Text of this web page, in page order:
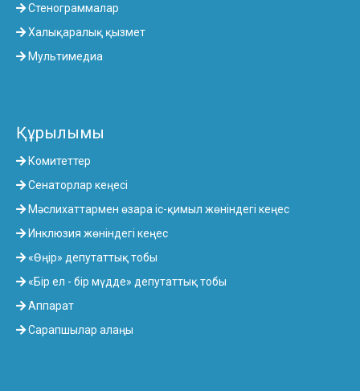
Стенограммалар
Халықаралық қызмет
Мультимедиа
Құрылымы
Комитеттер
Сенаторлар кеңесі
Мәслихаттармен өзара іс-қимыл жөніндегі кеңес
Инклюзия жөніндегі кеңес
«Өңір» депутаттық тобы
«Бір ел - бір мүдде» депутаттық тобы
Аппарат
Сарапшылар алаңы